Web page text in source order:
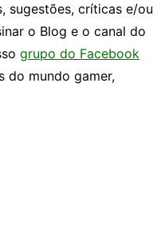
sugestões, críticas e/ou
o Blog e o canal do
grupo do Facebook
do mundo gamer,